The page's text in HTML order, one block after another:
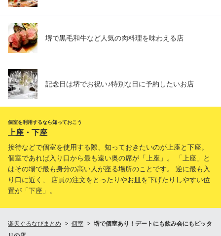
堺で黒毛和牛など人気の肉料理を味わえる店
記念日は堺でお祝い♪特別な日に予約したいお店
個室を利用するなら知っておこう
上座・下座
接待などで個室を使用する際、知っておきたいのが上座と下座。
個室であれば入り口から最も遠い奥の席が「上座」。 「上座」と
はその場で最も身分の高い人が座る場所のことです。 逆に最も入
り口に近く、 店員の注文をとったりやお皿を下げたりしやすい位
置が「下座」。
楽天ぐるなびまとめ 個室
堺で個室あり！デートにも飲み会にもピッタ